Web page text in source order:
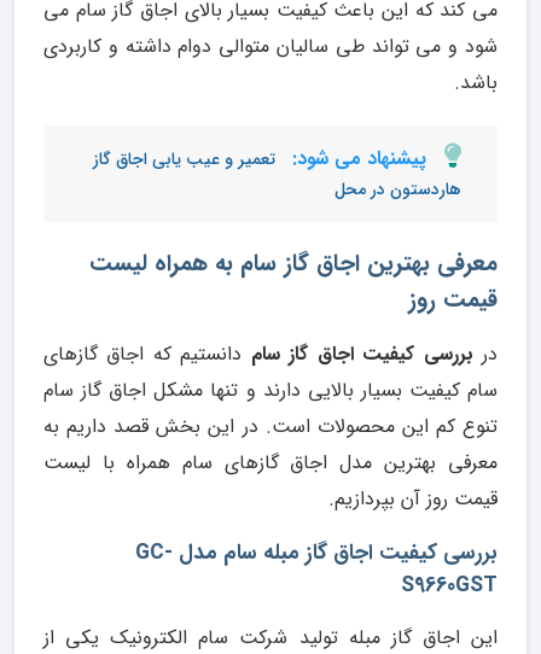
می کند که این باعث کیفیت بسیار بالای اجاق گاز سام می
شود و می تواند طی سالیان متوالی دوام داشته و کاربردی
باشد.
پیشنهاد می شود:
تعمیر و عیب یابی اجاق گاز
هاردستون در محل
معرفی بهترین اجاق گاز سام به همراه لیست
قیمت روز
در بررسی کیفیت اجاق گاز سام دانستیم که اجاق گازهای
سام کیفیت بسیار بالایی دارند و تنها مشکل اجاق گاز سام
تنوع کم این محصولات است. در این بخش قصد داریم به
معرفی بهترین مدل اجاق گازهای سام همراه با لیست
قیمت روز آن بپردازیم.
بررسی کیفیت اجاق گاز مبله سام مدل GC-
S9660GST
این اجاق گاز مبله تولید شرکت سام الکترونیک یکی از